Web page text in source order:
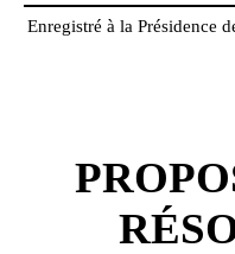
Enregistré à la Présidence